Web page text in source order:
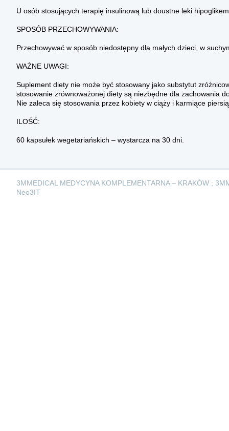
U osób stosujących terapię insulinową lub doustne leki
SPOSÓB PRZECHOWYWANIA:
Przechowywać w sposób niedostępny dla małych dzieci, w
WAŻNE UWAGI:
Suplement diety nie może być stosowany jako substytut
stosowanie zrównoważonej diety są niezbędne dla zachowania
Nie zaleca się stosowania przez kobiety w ciąży i karmiące
ILOŚĆ:
60 kapsułek wegetariańskich – wystarcza na 30 dni.
3MMEDICAL MEDYCYNA KOMPLEMENTARNA – KRAKÓW ;
Neo3IT